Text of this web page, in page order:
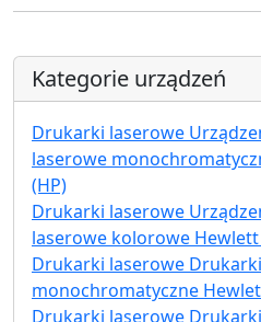
Kategorie urządzeń
Drukarki laserowe
laserowe
(HP)
Drukarki laserowe
laserowe kolorowe Hewlett
Drukarki laserowe
monochromatyczne
Drukarki laserowe